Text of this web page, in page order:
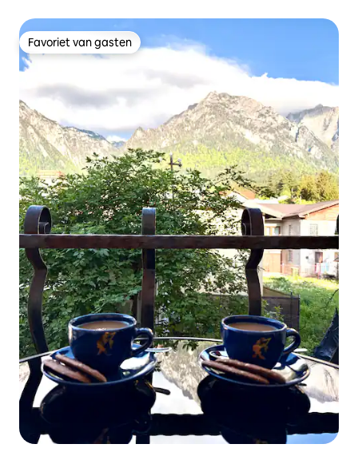
Favoriet van gasten
Favoriet van gasten